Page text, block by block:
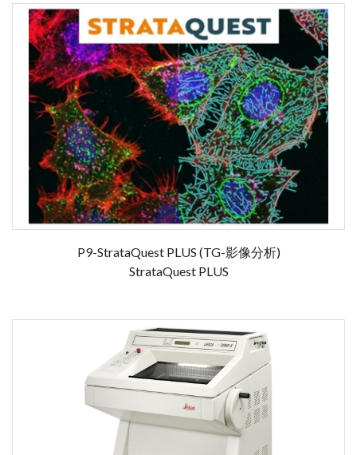
P9-StrataQuest PLUS (TG-影像分析)
StrataQuest PLUS